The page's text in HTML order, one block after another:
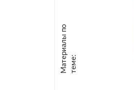
М
а
т е
р
и
а
л
ы
п
о
т
е
м
е :